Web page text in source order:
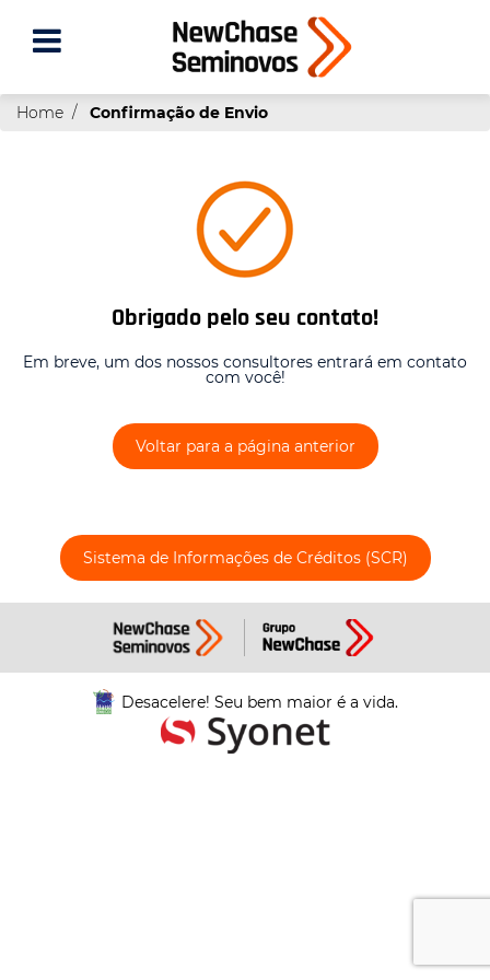
Home Confirmação de Envio
Obrigado pelo seu contato!
Em breve, um dos nossos consultores entrará em contato
com você!
Voltar para a página anterior
Sistema de Informações de Créditos (SCR)
Desacelere! Seu bem maior é a vida.